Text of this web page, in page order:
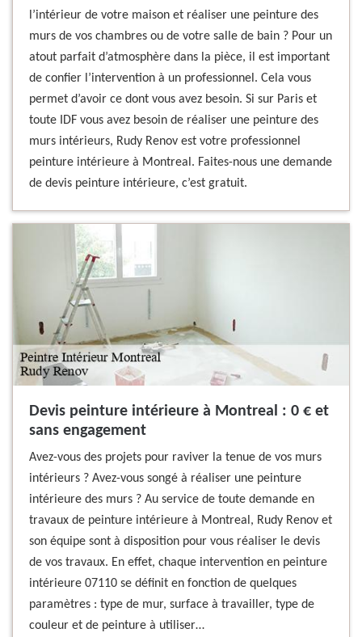
l’intérieur de votre maison et réaliser une peinture des
murs de vos chambres ou de votre salle de bain ? Pour un
atout parfait d’atmosphère dans la pièce, il est important
de confier l’intervention à un professionnel. Cela vous
permet d’avoir ce dont vous avez besoin. Si sur Paris et
toute IDF vous avez besoin de réaliser une peinture des
murs intérieurs, Rudy Renov est votre professionnel
peinture intérieure à Montreal. Faites-nous une demande
de devis peinture intérieure, c’est gratuit.
Devis peinture intérieure à Montreal : 0 € et
sans engagement
Avez-vous des projets pour raviver la tenue de vos murs
intérieurs ? Avez-vous songé à réaliser une peinture
intérieure des murs ? Au service de toute demande en
travaux de peinture intérieure à Montreal, Rudy Renov et
son équipe sont à disposition pour vous réaliser le devis
de vos travaux. En effet, chaque intervention en peinture
intérieure 07110 se définit en fonction de quelques
paramètres : type de mur, surface à travailler, type de
couleur et de peinture à utiliser…